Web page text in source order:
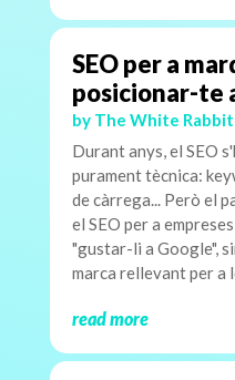
SEO per a
posicionar-te
by The White Rabbit
Durant anys, el SEO
purament tècnica:
de càrrega... Però el
el SEO per a
"gustar-li a Google",
marca rellevant per a
read more